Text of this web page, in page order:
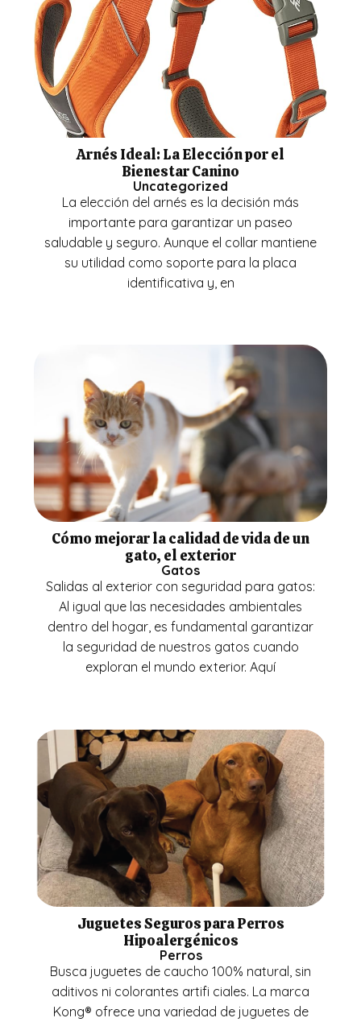
Arnés Ideal: La Elección por el
Bienestar Canino
Uncategorized
La elección del arnés es la decisión más
importante para garantizar un paseo
saludable y seguro. Aunque el collar mantiene
su utilidad como soporte para la placa
identificativa y, en
Cómo mejorar la calidad de vida de un
gato, el exterior
Gatos
Salidas al exterior con seguridad para gatos:
Al igual que las necesidades ambientales
dentro del hogar, es fundamental garantizar
la seguridad de nuestros gatos cuando
exploran el mundo exterior. Aquí
Juguetes Seguros para Perros
Hipoalergénicos
Perros
Busca juguetes de caucho 100% natural, sin
aditivos ni colorantes artifi ciales. La marca
Kong® ofrece una variedad de juguetes de